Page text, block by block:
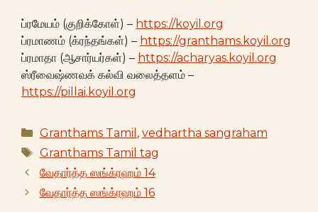
ப்ரமேயம் (குறிக்கோள்) – https://koyil.org
ப்ரமாணம் (க்ரந்தங்கள்) – https://granthams.koyil.org
ப்ரமாதா (ஆசார்யர்கள்) – https://acharyas.koyil.org
ஸ்ரீவைஷ்ணவக் கல்வி வலைத்தளம் –
https://pillai.koyil.org
Categories
Granthams Tamil , vedhartha sangraham
Tags
Granthams Tamil tag
வேதார்த்த ஸங்க்ரஹம் 14
வேதார்த்த ஸங்க்ரஹம் 16